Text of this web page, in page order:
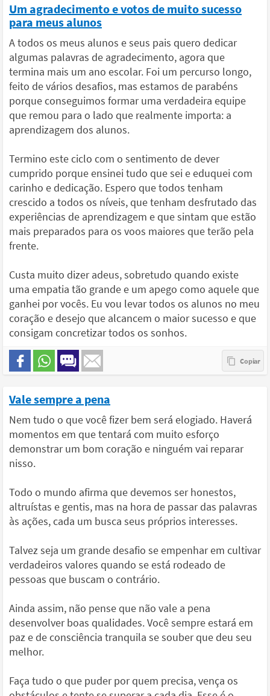
Um agradecimento e votos de muito sucesso
para meus alunos
A todos os meus alunos e seus pais quero dedicar
algumas palavras de agradecimento, agora que
termina mais um ano escolar. Foi um percurso longo,
feito de vários desafios, mas estamos de parabéns
porque conseguimos formar uma verdadeira equipe
que remou para o lado que realmente importa: a
aprendizagem dos alunos.
Termino este ciclo com o sentimento de dever
cumprido porque ensinei tudo que sei e eduquei com
carinho e dedicação. Espero que todos tenham
crescido a todos os níveis, que tenham desfrutado das
experiências de aprendizagem e que sintam que estão
mais preparados para os voos maiores que terão pela
frente.
Custa muito dizer adeus, sobretudo quando existe
uma empatia tão grande e um apego como aquele que
ganhei por vocês. Eu vou levar todos os alunos no meu
coração e desejo que alcancem o maior sucesso e que
consigam concretizar todos os sonhos.
Vale sempre a pena
Nem tudo o que você fizer bem será elogiado. Haverá
momentos em que tentará com muito esforço
demonstrar um bom coração e ninguém vai reparar
nisso.
Todo o mundo afirma que devemos ser honestos,
altruístas e gentis, mas na hora de passar das palavras
às ações, cada um busca seus próprios interesses.
Talvez seja um grande desafio se empenhar em cultivar
verdadeiros valores quando se está rodeado de
pessoas que buscam o contrário.
Ainda assim, não pense que não vale a pena
desenvolver boas qualidades. Você sempre estará em
paz e de consciência tranquila se souber que deu seu
melhor.
Faça tudo o que puder por quem precisa, vença os